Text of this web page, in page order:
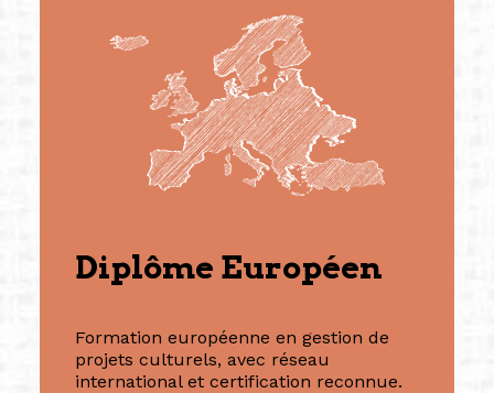
Diplôme Européen
Formation européenne en gestion de
projets culturels, avec réseau
international et certification reconnue.